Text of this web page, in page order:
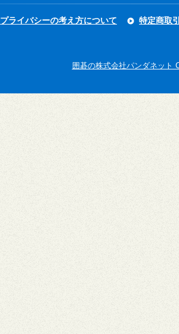
プライバシーの考え方について 特定商取
囲碁の株式会社パンダネット